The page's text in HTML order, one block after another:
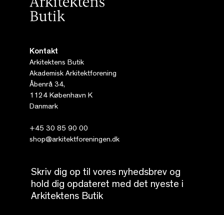
Kontakt
Arkitektens Butik
Akademisk Arkitektforening
Åbenrå 34,
1124 København K
Danmark
+45 30 85 90 00
shop@arkitektforeningen.dk
Skriv dig op til vores nyhedsbrev og
hold dig opdateret med det nyeste i
Arkitektens Butik